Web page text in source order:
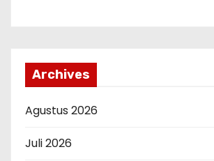
Archives
Agustus 2026
Juli 2026